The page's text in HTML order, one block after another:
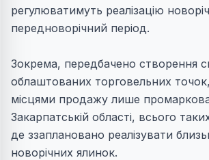
регулюватимуть реалізацію
передноворічний період.
Зокрема, передбачено створення
облаштованих торговельних
місцями продажу лише
Закарпатській області, всього
де ззаплановано реалізувати
новорічних ялинок.